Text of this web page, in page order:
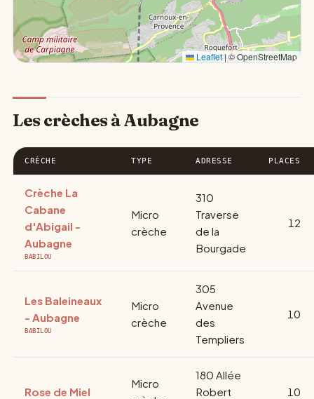
Leaflet|© OpenStreetMap
Les crèches à Aubagne
CRÈCHE TYPE ADRESSE PLACES
Crèche La
Cabane
d'Abigail -
Aubagne
BABILOU
Micro
crèche
310
Traverse
de la
Bourgade
12
Les Baleineaux
- Aubagne
BABILOU
Micro
crèche
305
Avenue
des
Templiers
10
Rose de Miel
Micro
180 Allée
Robert
10